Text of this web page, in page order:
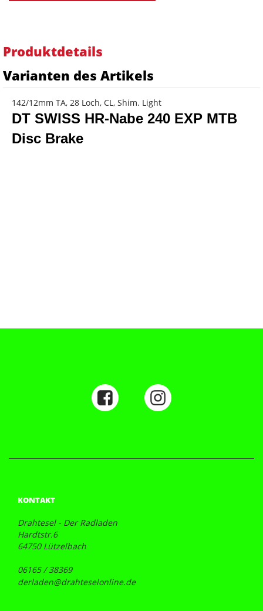
Produktdetails
Varianten des Artikels
142/12mm TA, 28 Loch, CL, Shim. Light
DT SWISS HR-Nabe 240 EXP MTB
Disc Brake
KONTAKT
Drahtesel - Der Radladen
Hardtstr.6
64750 Lützelbach
06165 / 38369
derladen@drahteselonline.de